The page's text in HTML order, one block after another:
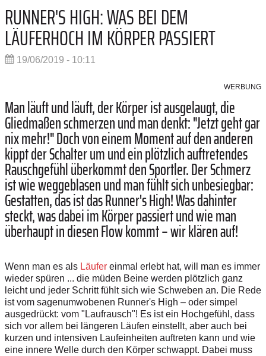
RUNNER'S HIGH: WAS BEI DEM
LÄUFERHOCH IM KÖRPER PASSIERT
19/06/2019 - 10:11
WERBUNG
Man läuft und läuft, der Körper ist ausgelaugt, die
Gliedmaßen schmerzen und man denkt: "Jetzt geht gar
nix mehr!" Doch von einem Moment auf den anderen
kippt der Schalter um und ein plötzlich auftretendes
Rauschgefühl überkommt den Sportler. Der Schmerz
ist wie weggeblasen und man fühlt sich unbesiegbar:
Gestatten, das ist das Runner's High! Was dahinter
steckt, was dabei im Körper passiert und wie man
überhaupt in diesen Flow kommt – wir klären auf!
Wenn man es als Läufer einmal erlebt hat, will man es immer
wieder spüren ... die müden Beine werden plötzlich ganz
leicht und jeder Schritt fühlt sich wie Schweben an. Die Rede
ist vom sagenumwobenen Runner's High – oder simpel
ausgedrückt: vom "Laufrausch"! Es ist ein Hochgefühl, dass
sich vor allem bei längeren Läufen einstellt, aber auch bei
kurzen und intensiven Laufeinheiten auftreten kann und wie
eine innere Welle durch den Körper schwappt. Dabei muss